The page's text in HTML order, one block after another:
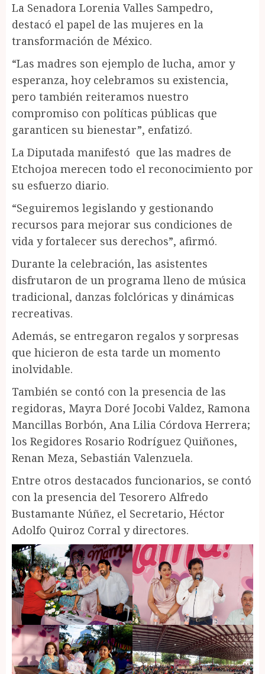
La Senadora Lorenia Valles Sampedro,
destacó el papel de las mujeres en la
transformación de México.
“Las madres son ejemplo de lucha, amor y
esperanza, hoy celebramos su existencia,
pero también reiteramos nuestro
compromiso con políticas públicas que
garanticen su bienestar”, enfatizó.
La Diputada manifestó que las madres de
Etchojoa merecen todo el reconocimiento por
su esfuerzo diario.
“Seguiremos legislando y gestionando
recursos para mejorar sus condiciones de
vida y fortalecer sus derechos”, afirmó.
Durante la celebración, las asistentes
disfrutaron de un programa lleno de música
tradicional, danzas folclóricas y dinámicas
recreativas.
Además, se entregaron regalos y sorpresas
que hicieron de esta tarde un momento
inolvidable.
También se contó con la presencia de las
regidoras, Mayra Doré Jocobi Valdez, Ramona
Mancillas Borbón, Ana Lilia Córdova Herrera;
los Regidores Rosario Rodríguez Quiñones,
Renan Meza, Sebastián Valenzuela.
Entre otros destacados funcionarios, se contó
con la presencia del Tesorero Alfredo
Bustamante Núñez, el Secretario, Héctor
Adolfo Quiroz Corral y directores.